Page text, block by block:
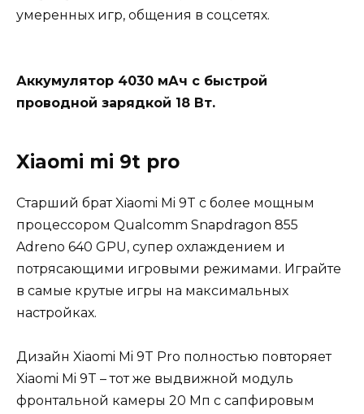
умеренных игр, общения в соцсетях.
Аккумулятор 4030 мАч с быстрой
проводной зарядкой 18 Вт.
Xiaomi mi 9t pro
Старший брат Xiaomi Mi 9T с более мощным
процессором Qualcomm Snapdragon 855
Adreno 640 GPU, супер охлаждением и
потрясающими игровыми режимами. Играйте
в самые крутые игры на максимальных
настройках.
Дизайн Xiaomi Mi 9T Pro полностью повторяет
Xiaomi Mi 9T – тот же выдвижной модуль
фронтальной камеры 20 Мп с сапфировым